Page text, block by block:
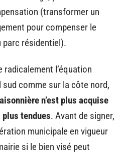
(transformer un
pour compenser le
parc résidentiel).
l’équation
comme sur la côte nord,
n’est plus acquise
tendues. Avant de signer,
municipale en vigueur
si le bien visé peut